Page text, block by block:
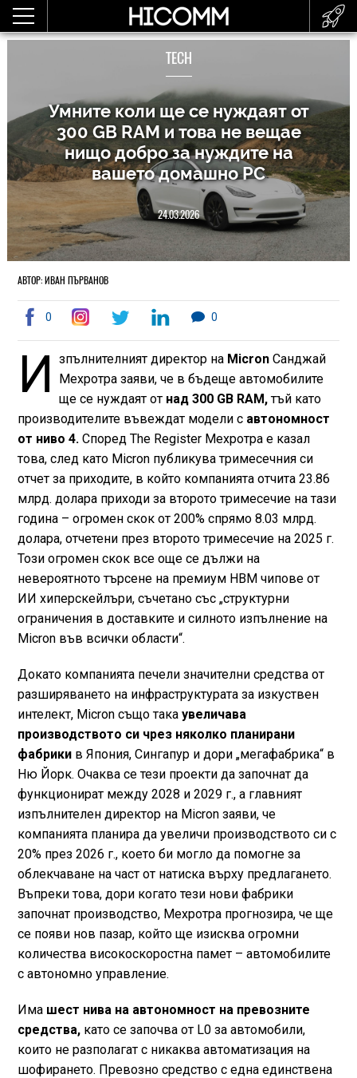
TECH
Умните коли ще се нуждаят от
300 GB RAM и това не вещае
нищо добро за нуждите на
вашето домашно РС
24.03.2026
АВТОР: ИВАН ПЪРВАНОВ
0 0
И зпълнителният директор на Micron Санджай
Мехротра заяви, че в бъдеще автомобилите
ще се нуждаят от над 300 GB RAM,тъй като
производителите въвеждат модели с автономност
от ниво 4.Според The Register Мехротра е казал
това, след като Micron публикува тримесечния си
отчет за приходите, в който компанията отчита 23.86
млрд. долара приходи за второто тримесечие на тази
година – огромен скок от 200% спрямо 8.03 млрд.
долара, отчетени през второто тримесечие на 2025 г.
Този огромен скок все още се дължи на
невероятното търсене на премиум HBM чипове от
ИИ хиперскейлъри, съчетано със „структурни
ограничения в доставките и силното изпълнение на
Micron във всички области“.
Докато компанията печели значителни средства от
разширяването на инфраструктурата за изкуствен
интелект, Micron също така увеличава
производството си чрез няколко планирани
фабрикив Япония, Сингапур и дори „мегафабрика“ в
Ню Йорк. Очаква се тези проекти да започнат да
функционират между 2028 и 2029 г., а главният
изпълнителен директор на Micron заяви, че
компанията планира да увеличи производството си с
20% през 2026 г., което би могло да помогне за
облекчаване на част от натиска върху предлагането.
Въпреки това, дори когато тези нови фабрики
започнат производство, Мехротра прогнозира, че ще
се появи нов пазар, който ще изисква огромни
количества високоскоростна памет – автомобилите
с автономно управление.
Има шест нива на автономност на превозните
средства,като се започва от L0 за автомобили,
които не разполагат с никаква автоматизация на
шофирането. Превозно средство с една единствена